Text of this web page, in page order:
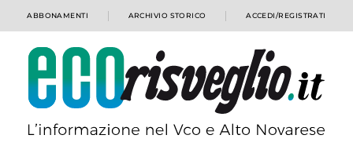
ABBONAMENTI ARCHIVIO STORICO ACCEDI/REGISTRATI